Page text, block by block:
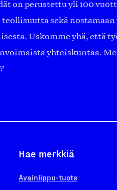
on perustettu yli 100
sekä nostamaan
Uskomme yhä, että
yhteiskuntaa.
Hae merkkiä
Avainlippu-tuote